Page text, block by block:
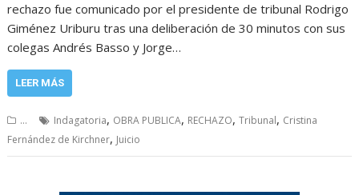
rechazo fue comunicado por el presidente de tribunal Rodrigo
Giménez Uriburu tras una deliberación de 30 minutos con sus
colegas Andrés Basso y Jorge…
LEER MÁS
... Indagatoria, OBRA PUBLICA, RECHAZO,Tribunal, Cristina
Fernández de Kirchner, Juicio